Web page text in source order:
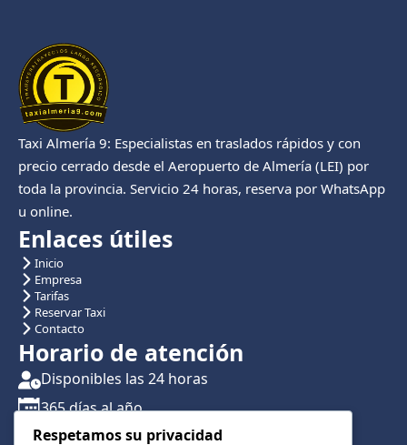
Taxi Almería 9: Especialistas en traslados rápidos y con
precio cerrado desde el Aeropuerto de Almería (LEI) por
toda la provincia. Servicio 24 horas, reserva por WhatsApp
u online.
Enlaces útiles
Inicio
Empresa
Tarifas
Reservar Taxi
Contacto
Horario de atención
Disponibles las 24 horas
365 días al año
Traslados con reserva previa
Respetamos su privacidad